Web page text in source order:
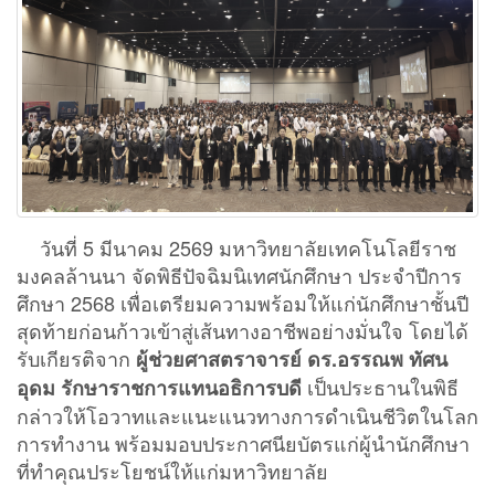
วันที่ 5 มีนาคม 2569 มหาวิทยาลัยเทคโนโลยีราช
มงคลล้านนา จัดพิธีปัจฉิมนิเทศนักศึกษา ประจำปีการ
ศึกษา 2568 เพื่อเตรียมความพร้อมให้แก่นักศึกษาชั้นปี
สุดท้ายก่อนก้าวเข้าสู่เส้นทางอาชีพอย่างมั่นใจ โดยได้
รับเกียรติจาก ผู้ช่วยศาสตราจารย์ ดร.อรรณพ ทัศน
อุดม รักษาราชการแทนอธิการบดี เป็นประธานในพิธี
กล่าวให้โอวาทและแนะแนวทางการดำเนินชีวิตในโลก
การทำงาน พร้อมมอบประกาศนียบัตรแก่ผู้นำนักศึกษา
ที่ทำคุณประโยชน์ให้แก่มหาวิทยาลัย